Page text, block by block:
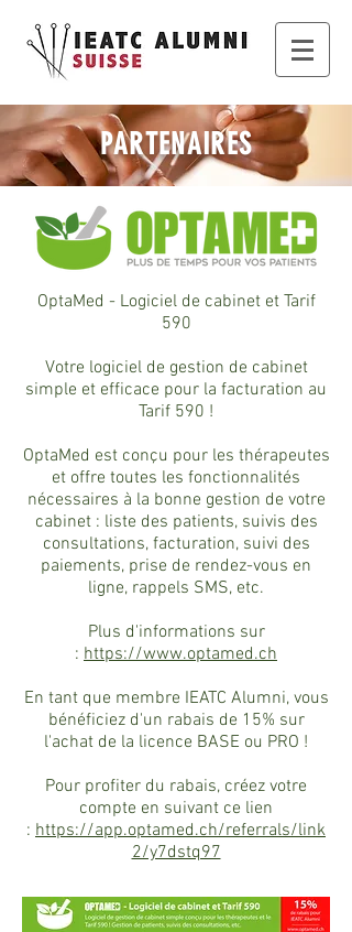
PARTENAIRES
OptaMed - Logiciel de cabinet et Tarif
590
Votre logiciel de gestion de cabinet
simple et efficace pour la facturation au
Tarif 590 !
OptaMed est conçu pour les thérapeutes
et offre toutes les fonctionnalités
nécessaires à la bonne gestion de votre
cabinet : liste des patients, suivis des
consultations, facturation, suivi des
paiements, prise de rendez-vous en
ligne, rappels SMS, etc.
Plus d'informations sur
: https://www.optamed.ch
En tant que membre IEATC Alumni, vous
bénéficiez d'un rabais de 15% sur
l'achat de la licence BASE ou PRO !
Pour profiter du rabais, créez votre
compte en suivant ce lien
: https://app.optamed.ch/referrals/link
2/y7dstq97